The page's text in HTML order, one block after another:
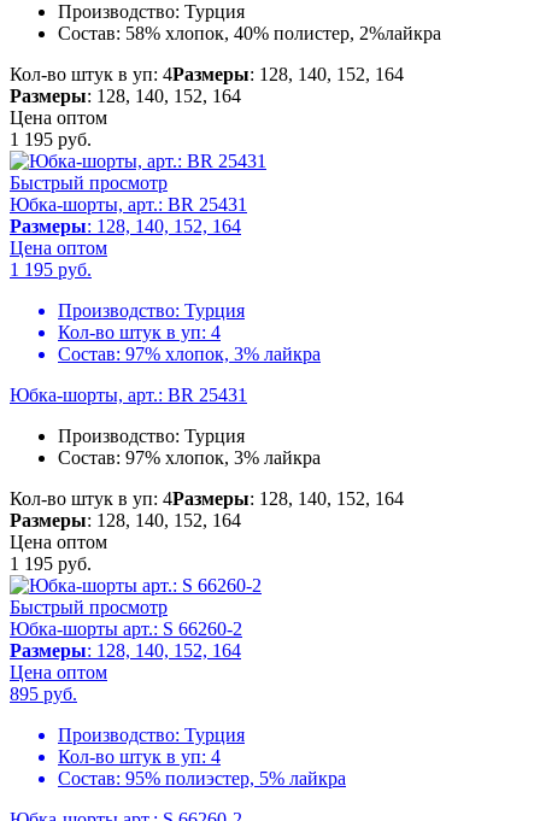
Производство: Турция
Состав: 58% хлопок, 40% полистер, 2%лайкра
Кол-во штук в уп: 4Размеры: 128, 140, 152, 164
Размеры: 128, 140, 152, 164
Цена оптом
1 195 руб.
Быстрый просмотр
Юбка-шорты, арт.: BR 25431
Размеры: 128, 140, 152, 164
Цена оптом
1 195 руб.
Производство: Турция
Кол-во штук в уп: 4
Состав: 97% хлопок, 3% лайкра
Юбка-шорты, арт.: BR 25431
Производство: Турция
Состав: 97% хлопок, 3% лайкра
Кол-во штук в уп: 4Размеры: 128, 140, 152, 164
Размеры: 128, 140, 152, 164
Цена оптом
1 195 руб.
Быстрый просмотр
Юбка-шорты арт.: S 66260-2
Размеры: 128, 140, 152, 164
Цена оптом
895 руб.
Производство: Турция
Кол-во штук в уп: 4
Состав: 95% полиэстер, 5% лайкра